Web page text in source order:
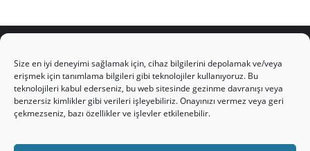
Size en iyi deneyimi sağlamak için, cihaz bilgilerini depolamak ve/veya
erişmek için tanımlama bilgileri gibi teknolojiler kullanıyoruz. Bu
teknolojileri kabul ederseniz, bu web sitesinde gezinme davranışı veya
benzersiz kimlikler gibi verileri işleyebiliriz. Onayınızı vermez veya geri
çekmezseniz, bazı özellikler ve işlevler etkilenebilir.
HAKKIMIZDA Üyelik Kuralları
Bize Yazın
Gizlilik Politikamız
İncil’den Dersler
Makaleler
ABNSAT Türkiye – Canlı İzleyin